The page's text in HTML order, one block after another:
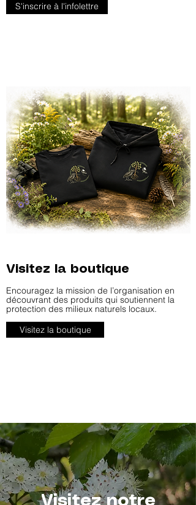
S'inscrire à l'infolettre
Visitez la boutique
Encouragez la mission de l’organisation en
découvrant des produits qui soutiennent la
protection des milieux naturels locaux.
Visitez la boutique
Visitez notre